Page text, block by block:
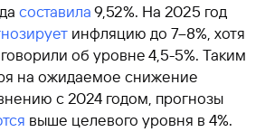
составила 9,52%. На 2025 год
инфляцию до 7–8%, хотя
об уровне 4,5-5%. Таким
на ожидаемое снижение
с 2024 годом, прогнозы
выше целевого уровня в 4%.